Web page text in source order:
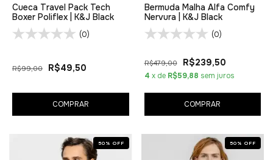
Cueca Travel Pack Tech
Boxer Poliflex | K&J Black
(0)
R$99,00 R$49,50
COMPRAR
Bermuda Malha Alfa Comfy
Nervura | K&J Black
(0)
R$479,00 R$239,50
4 x de R$59,88 sem juros
COMPRAR
50 % OFF 50 % OFF